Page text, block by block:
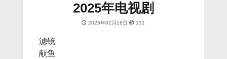
2025年电视剧
2025年02月16日 131
滤镜
献鱼